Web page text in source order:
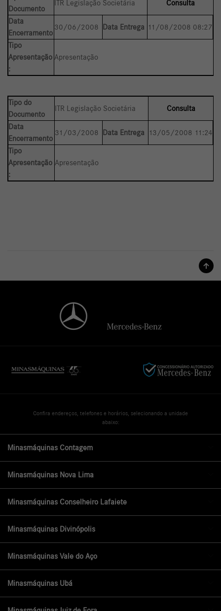
Documento
ITR Legislação Societária
Consulta
Data
Encerramento
30/06/2008 Data Entrega 11/08/2008 08:27
Tipo
Apresentação
:
Apresentação
Tipo do
Documento
ITR Legislação Societária
Consulta
Data
Encerramento
31/03/2008 Data Entrega
13/05/2008 11:24
Tipo
Apresentação
:
Apresentação
Confira endereços, telefones e horários, selecionando a unidade
abaixo:
Minasmáquinas Contagem
Minasmáquinas Nova Lima
Minasmáquinas Conselheiro Lafaiete
Minasmáquinas Divinópolis
Minasmáquinas Vale do Aço
Minasmáquinas Ubá